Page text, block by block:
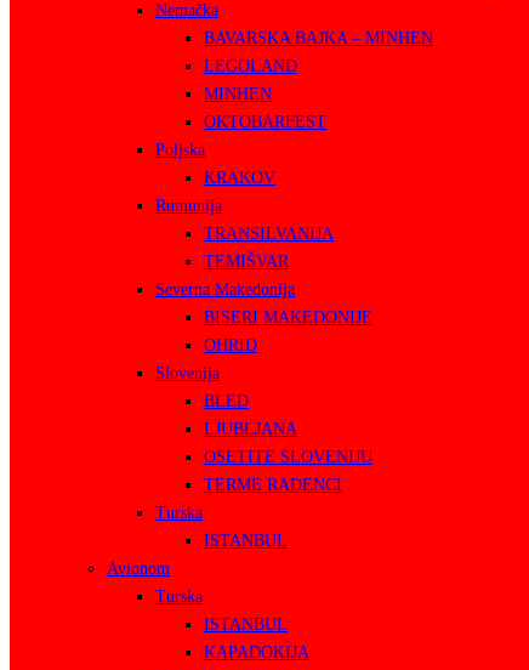
Nemačka
BAVARSKA BAJKA – MINHEN
LEGOLAND
MINHEN
OKTOBARFEST
Poljska
KRAKOV
Rumunija
TRANSILVANIJA
TEMIŠVAR
Severna Makedonija
BISERI MAKEDONIJE
OHRID
Slovenija
BLED
LJUBLJANA
OSETITE SLOVENIJU
TERME RADENCI
Turska
ISTANBUL
Avionom
Turska
ISTANBUL
KAPADOKIJA